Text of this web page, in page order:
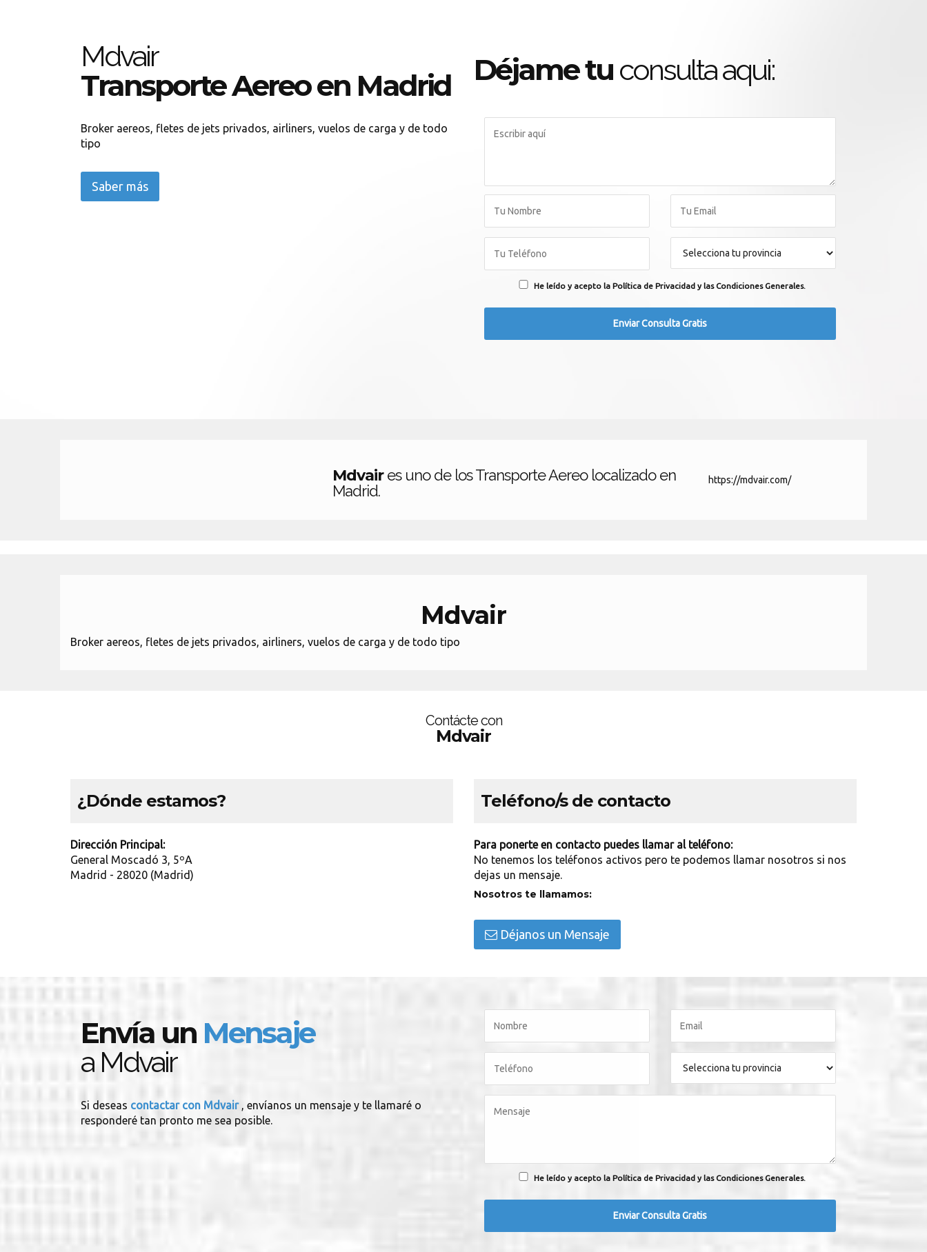
Mdvair
Transporte Aereo en Madrid
Broker aereos, fletes de jets privados, airliners, vuelos de carga y de todo
tipo
Saber más
Déjame tu consulta aqui:
He leído y acepto la Política de Privacidad y las Condiciones Generales.
Mdvaires uno de los Transporte Aereo localizado en
Madrid.
https://mdvair.com/
Mdvair
Broker aereos, fletes de jets privados, airliners, vuelos de carga y de todo tipo
Contácte con
Mdvair
¿Dónde estamos?
Dirección Principal:
General Moscadó 3, 5ºA
Madrid - 28020 (Madrid)
Teléfono/s de contacto
Para ponerte en contacto puedes llamar al teléfono:
No tenemos los teléfonos activos pero te podemos llamar nosotros si nos
dejas un mensaje.
Nosotros te llamamos:
Déjanos un Mensaje
Envía un Mensaje
a Mdvair
Si deseas contactar con Mdvair , envíanos un mensaje y te llamaré o
responderé tan pronto me sea posible.
He leído y acepto la Política de Privacidad y las Condiciones Generales.